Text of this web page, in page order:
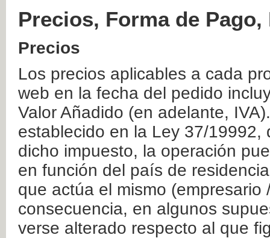
Precios, Forma de
Precios
Los precios aplicables a cada
web en la fecha del pedido
Valor Añadido (en adelante,
establecido en la Ley 37/
dicho impuesto, la operación
en función del país de
que actúa el mismo
consecuencia, en algunos
verse alterado respecto al que